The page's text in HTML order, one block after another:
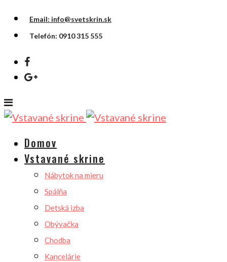
Email: info@svetskrin.sk
Telefón: 0910 315 555
Domov
Vstavané skrine
Nábytok na mieru
Spálňa
Detská izba
Obývačka
Chodba
Kancelárie